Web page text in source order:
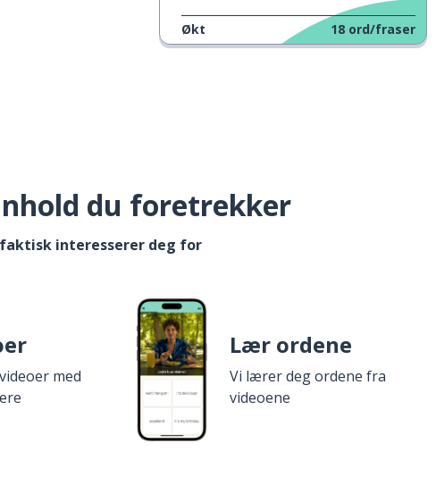
Økt 18 ord/fraser
du foretrekker
interesserer deg for
med
Lær ordene
Vi lærer deg ordene fra
videoene